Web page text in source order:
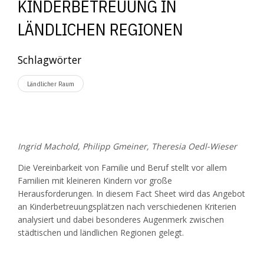
INDERBETREUUNG IN L
ÄNDLICHEN REGIONEN
Schlagwörter
Ländlicher Raum
Ingrid Machold, Philipp Gmeiner, Theresia Oedl-Wieser
Die Vereinbarkeit von Familie und Beruf stellt vor allem
Familien mit kleineren Kindern vor große
Herausforderungen. In diesem Fact Sheet wird das Angebot
an Kinderbetreuungsplätzen nach verschiedenen Kriterien
analysiert und dabei besonderes Augenmerk zwischen
städtischen und ländlichen Regionen gelegt.